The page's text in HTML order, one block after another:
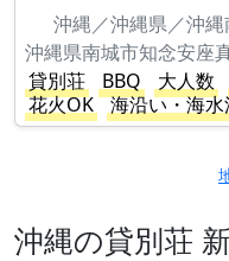
沖縄／沖縄県／沖縄
沖縄県南城市知念安座
貸別荘
BBQ 大人数
花火OK
海沿い・海水
沖縄の貸別荘